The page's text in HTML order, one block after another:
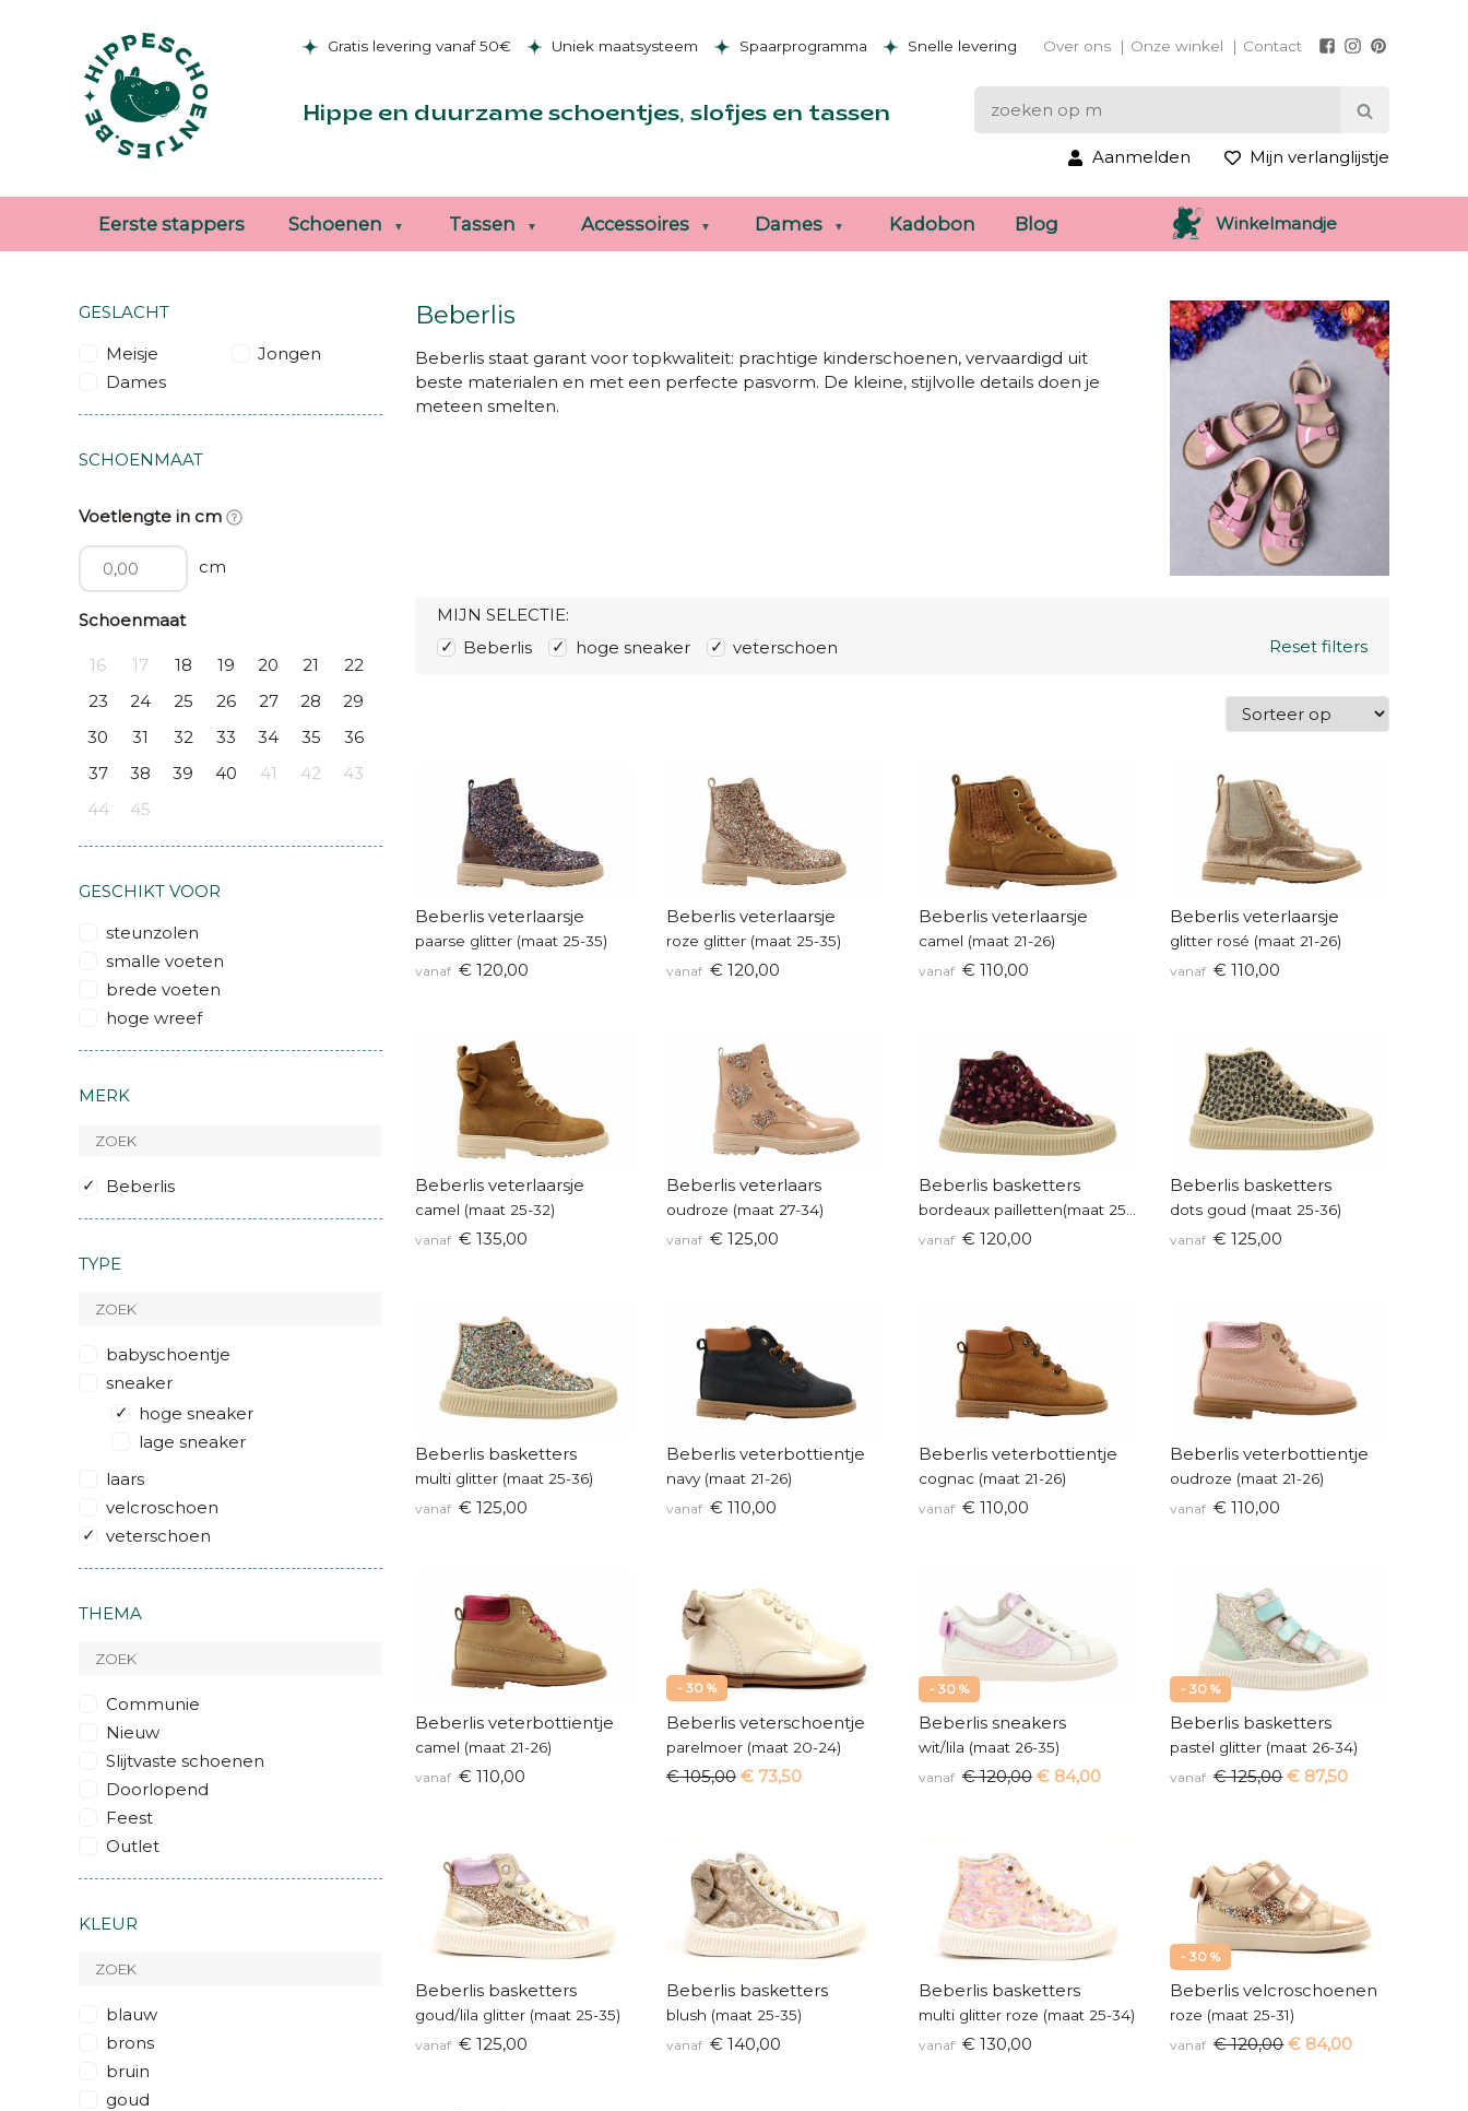
Gratis levering vanaf 50€ Uniek maatsysteem Spaarprogramma Snelle levering Over ons Onze winkel Contact
Hippe en duurzame schoentjes, slofjes en tassen
Aanmelden Mijn verlanglijstje
Eerste stappers Schoenen Tassen Accessoires Dames Kadobon Blog Winkelmandje
GESLACHT
Meisje
Jongen
Dames
SCHOENMAAT
Voetlengte in cm
cm
Schoenmaat
16 17 18 19 20 21
22
23
24 25 26 27 28
29
30
31 32 33 34 35
36
37
38 39 40 41 42
43
44
45
GESCHIKT VOOR
steunzolen
smalle voeten
brede voeten
hoge wreef
MERK
Beberlis
TYPE
babyschoentje
sneaker
hoge sneaker
lage sneaker
laars
velcroschoen
veterschoen
THEMA
Communie
Nieuw
Slijtvaste schoenen
Doorlopend
Feest
Outlet
KLEUR
blauw
brons
bruin
goud
Beberlis
Beberlis staat garant voor topkwaliteit: prachtige kinderschoenen, vervaardigd uit
beste materialen en met een perfecte pasvorm. De kleine, stijlvolle details doen je
meteen smelten.
MIJN SELECTIE:
Beberlis
hoge sneaker veterschoen Reset filters
Beberlis veterlaarsje
paarse glitter (maat 25-35)
vanaf € 120,00
Beberlis veterlaarsje
roze glitter (maat 25-35)
vanaf € 120,00
Beberlis veterlaarsje
camel (maat 21-26)
vanaf € 110,00
Beberlis veterlaarsje
glitter rosé (maat 21-26)
vanaf € 110,00
Beberlis veterlaarsje
camel (maat 25-32)
vanaf € 135,00
Beberlis veterlaars
oudroze (maat 27-34)
vanaf € 125,00
Beberlis basketters
vanaf € 120,00
Beberlis basketters
dots goud (maat 25-36)
vanaf € 125,00
Beberlis basketters
multi glitter (maat 25-36)
vanaf € 125,00
Beberlis veterbottientje
navy (maat 21-26)
vanaf € 110,00
Beberlis veterbottientje
cognac (maat 21-26)
vanaf € 110,00
Beberlis veterbottientje
oudroze (maat 21-26)
vanaf € 110,00
Beberlis veterbottientje
camel (maat 21-26)
vanaf € 110,00
- 30 %
Beberlis veterschoentje
parelmoer (maat 20-24)
€ 105,00 € 73,50
- 30 %
Beberlis sneakers
wit/lila (maat 26-35)
vanaf € 120,00 € 84,00
- 30 %
Beberlis basketters
pastel glitter (maat 26-34)
vanaf € 125,00 € 87,50
Beberlis basketters
goud/lila glitter (maat 25-35)
vanaf € 125,00
Beberlis basketters
blush (maat 25-35)
vanaf € 140,00
Beberlis basketters
multi glitter roze (maat 25-34)
vanaf € 130,00
- 30 %
Beberlis velcroschoenen
roze (maat 25-31)
vanaf € 120,00 € 84,00